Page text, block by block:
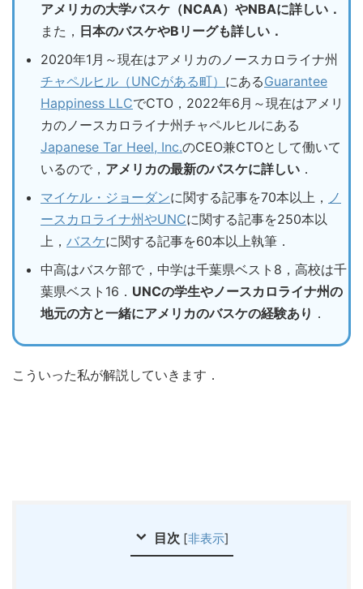
アメリカの大学バスケ（NCAA）やNBAに詳しい．
また， 日本のバスケやBリーグも詳しい．
2020年1月～現在はアメリカのノースカロライナ州
チャペルヒル（UNCがある町） にあるGuarantee
Happiness LLCでCTO，2022年6月～現在はアメリ
カのノースカロライナ州チャペルヒルにある
Japanese Tar Heel, Inc.のCEO兼CTOとして働いて
いるので， アメリカの最新のバスケに詳しい ．
マイケル・ジョーダンに関する記事を70本以上， ノ
ースカロライナ州やUNCに関する記事を250本以
上， バスケに関する記事を60本以上執筆．
中高はバスケ部で，中学は千葉県ベスト8，高校は千
葉県ベスト16． UNCの学生やノースカロライナ州の
地元の方と一緒にアメリカのバスケの経験あり ．
こういった私が解説していきます．
目次 [非表示]